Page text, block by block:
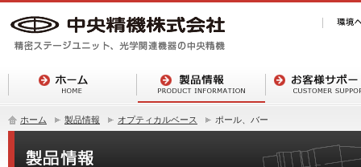
ホーム 製品情報 オプティカルベース ポール、バー